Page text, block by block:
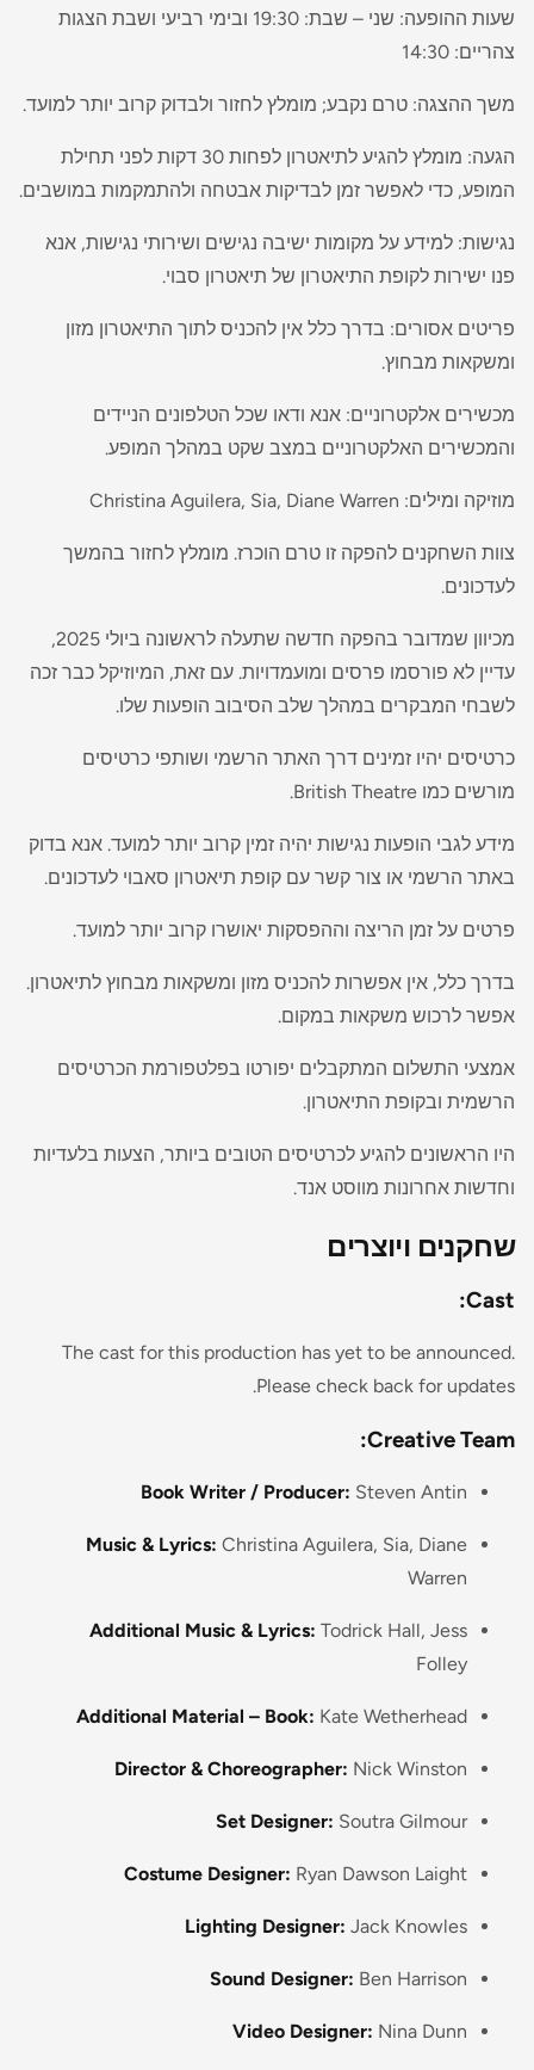
שעות ההופעה: שני – שבת: 19:30 ובימי רביעי ושבת הצגות
צהריים: 14:30
משך ההצגה: טרם נקבע; מומלץ לחזור ולבדוק קרוב יותר למועד.
הגעה: מומלץ להגיע לתיאטרון לפחות 30 דקות לפני תחילת
המופע, כדי לאפשר זמן לבדיקות אבטחה ולהתמקמות במושבים.
נגישות: למידע על מקומות ישיבה נגישים ושירותי נגישות, אנא
פנו ישירות לקופת התיאטרון של תיאטרון סבוי.
פריטים אסורים: בדרך כלל אין להכניס לתוך התיאטרון מזון
ומשקאות מבחוץ.
מכשירים אלקטרוניים: אנא ודאו שכל הטלפונים הניידים
והמכשירים האלקטרוניים במצב שקט במהלך המופע.
מוזיקה ומילים: Christina Aguilera, Sia, Diane Warren
צוות השחקנים להפקה זו טרם הוכרז. מומלץ לחזור בהמשך
לעדכונים.
מכיוון שמדובר בהפקה חדשה שתעלה לראשונה ביולי 2025,
עדיין לא פורסמו פרסים ומועמדויות. עם זאת, המיוזיקל כבר זכה
לשבחי המבקרים במהלך שלב הסיבוב הופעות שלו.
כרטיסים יהיו זמינים דרך האתר הרשמי ושותפי כרטיסים
מורשים כמו British Theatre.
מידע לגבי הופעות נגישות יהיה זמין קרוב יותר למועד. אנא בדוק
באתר הרשמי או צור קשר עם קופת תיאטרון סאבוי לעדכונים.
פרטים על זמן הריצה וההפסקות יאושרו קרוב יותר למועד.
בדרך כלל, אין אפשרות להכניס מזון ומשקאות מבחוץ לתיאטרון.
אפשר לרכוש משקאות במקום.
אמצעי התשלום המתקבלים יפורטו בפלטפורמת הכרטיסים
הרשמית ובקופת התיאטרון.
היו הראשונים להגיע לכרטיסים הטובים ביותר, הצעות בלעדיות
וחדשות אחרונות מווסט אנד.
שחקנים ויוצרים
Cast:
The cast for this production has yet to be announced.
Please check back for updates.
Creative Team:
Book Writer / Producer: Steven Antin​
Music & Lyrics: Christina Aguilera, Sia, Diane
Warren
Additional Music & Lyrics: Todrick Hall, Jess
Folley​
Additional Material – Book: Kate Wetherhead​
Director & Choreographer: Nick Winston​
Set Designer: Soutra Gilmour​
Costume Designer: Ryan Dawson Laight​
Lighting Designer: Jack Knowles​
Sound Designer: Ben Harrison​
Video Designer: Nina Dunn​